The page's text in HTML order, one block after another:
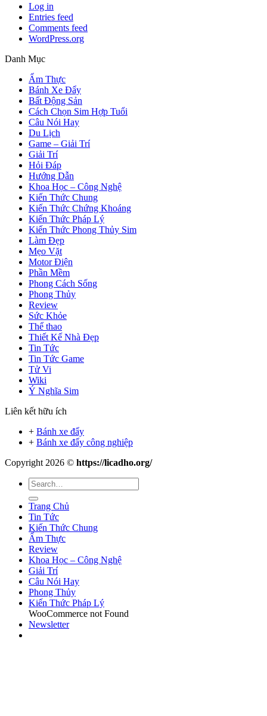
Log in
Entries feed
Comments feed
WordPress.org
Danh Mục
Ẩm Thực
Bánh Xe Đẩy
Bất Động Sản
Cách Chọn Sim Hợp Tuổi
Câu Nói Hay
Du Lịch
Game – Giải Trí
Giải Trí
Hỏi Đáp
Hướng Dẫn
Khoa Học – Công Nghệ
Kiến Thức Chung
Kiến Thức Chứng Khoáng
Kiến Thức Pháp Lý
Kiến Thức Phong Thủy Sim
Làm Đẹp
Mẹo Vặt
Motor Điện
Phần Mềm
Phong Cách Sống
Phong Thủy
Review
Sức Khỏe
Thể thao
Thiết Kế Nhà Đẹp
Tin Tức
Tin Tức Game
Tử Vi
Wiki
Ý Nghĩa Sim
Liên kết hữu ích
+ Bánh xe đẩy
+ Bánh xe đẩy công nghiệp
Copyright 2026 © https://licadho.org/
Trang Chủ
Tin Tức
Kiến Thức Chung
Ẩm Thực
Review
Khoa Học – Công Nghệ
Giải Trí
Câu Nói Hay
Phong Thủy
Kiến Thức Pháp Lý
WooCommerce not Found
Newsletter